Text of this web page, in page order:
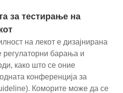
за тестирање на
на лекот е дизајнирана
регулаторни барања и
како што се оние
конференција за
Коморите може да се